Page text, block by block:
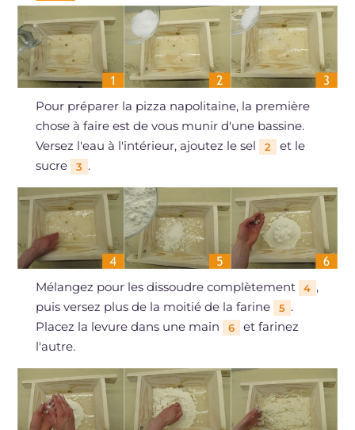
Pour préparer la pizza napolitaine, la première
chose à faire est de vous munir d'une bassine.
Versez l'eau à l'intérieur, ajoutez le sel
2
et le
sucre
3 .
Mélangez pour les dissoudre complètement 4 ,
puis versez plus de la moitié de la farine
5 .
Placez la levure dans une main
6
et farinez
l'autre.